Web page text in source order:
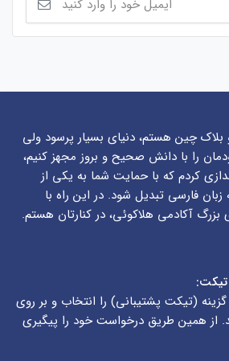
بلاک چین هستم، دنیای بسیار پرسود ولی
را با دانش صحیح و بروز مجهز کنیم،
کردم که با حمایت شما به یکی از
زبان فارسی تبدیل شود. در این راه با
آکادمی هلاکوئی، در کنارتان هستم.
تیکت:
(تیکت پشتیبانی) را انتخاب و بر روی
از همین طریق درخواست خود را پیگیری